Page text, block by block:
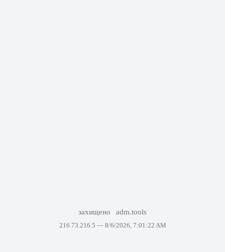
захищено adm.tools
216.73.216.5 — 8/6/2026, 7:01:22 AM